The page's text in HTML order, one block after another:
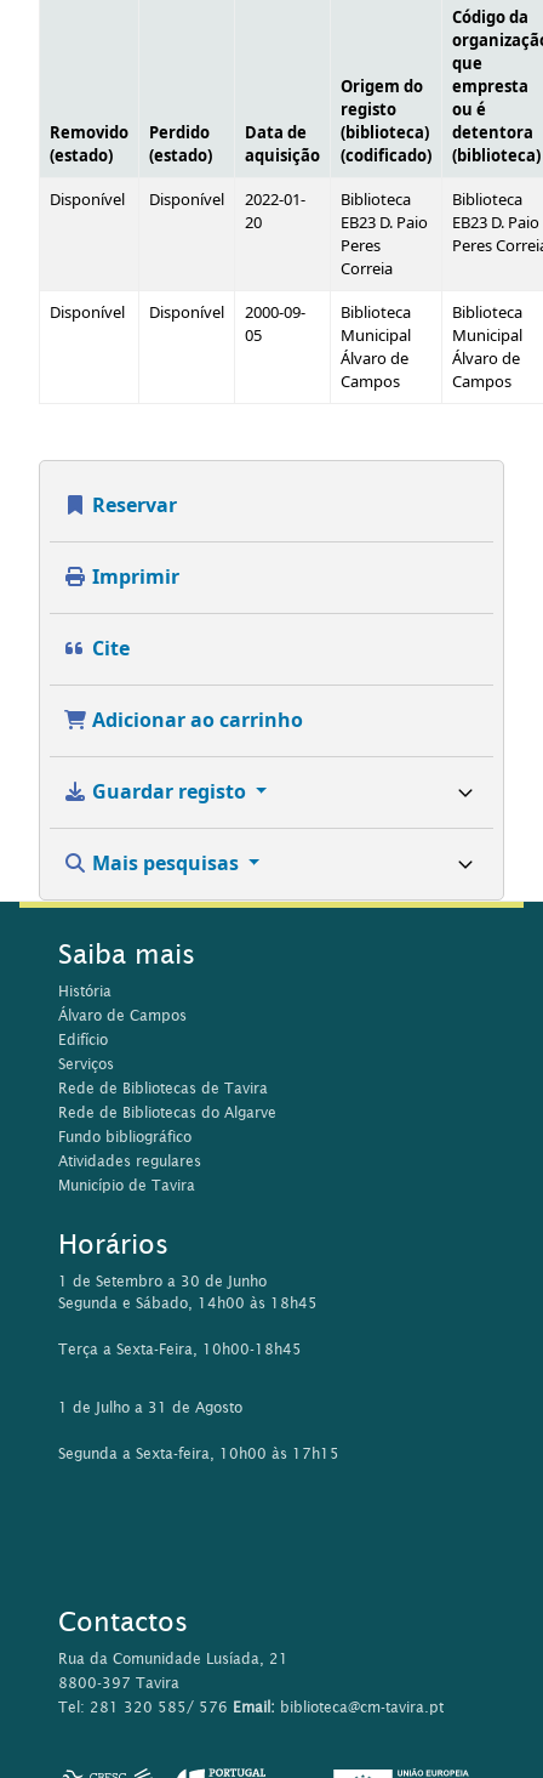
Removido
(estado)
Perdido
(estado)
Data de
aquisição
Origem do
registo
(biblioteca)
(codificado)
Código da
que
empresta
ou é
detentora
(biblioteca)
Disponível
Disponível
2022-01-
20
Biblioteca
EB23 D. Paio
Peres
Correia
Biblioteca
EB23 D. Paio
Peres
Disponível Disponível
2000-09-
05
Biblioteca
Municipal
Álvaro de
Campos
Biblioteca
Municipal
Álvaro de
Campos
Reservar
Imprimir
Cite
Adicionar ao carrinho
Guardar registo
Mais pesquisas
Saiba mais
História
Álvaro de Campos
Edifício
Serviços
Rede de Bibliotecas de Tavira
Rede de Bibliotecas do Algarve
Fundo bibliográfico
Atividades regulares
Município de Tavira
Horários
1 de Setembro a 30 de Junho
Segunda e Sábado, 14h00 às 18h45
Terça a Sexta-Feira, 10h00-18h45
1 de Julho a 31 de Agosto
Segunda a Sexta-feira, 10h00 às 17h15
Contactos
Rua da Comunidade Lusíada, 21
8800-397 Tavira
Tel: 281 320 585/ 576 Email: biblioteca@cm-tavira.pt